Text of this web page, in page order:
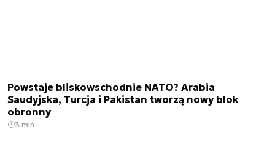
Powstaje bliskowschodnie NATO? Arabia
Saudyjska, Turcja i Pakistan tworzą nowy blok
obronny
3 min.